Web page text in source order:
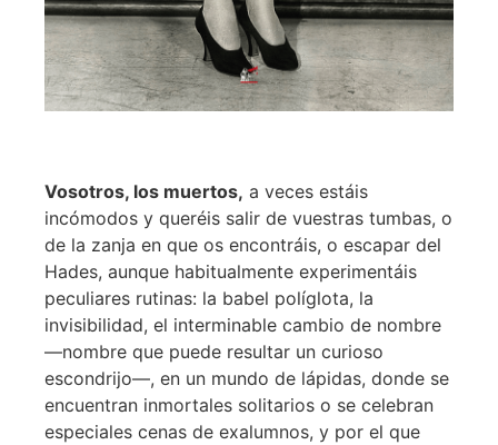
Vosotros, los muertos, a veces estáis
incómodos y queréis salir de vuestras tumbas, o
de la zanja en que os encontráis, o escapar del
Hades, aunque habitualmente experimentáis
peculiares rutinas: la babel políglota, la
invisibilidad, el interminable cambio de nombre
—nombre que puede resultar un curioso
escondrijo—, en un mundo de lápidas, donde se
encuentran inmortales solitarios o se celebran
especiales cenas de exalumnos, y por el que